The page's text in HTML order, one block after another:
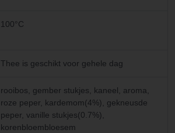
100°C
Thee is geschikt voor gehele dag
rooibos, gember stukjes, kaneel, aroma,
roze peper, kardemom(4%), gekneusde
peper, vanille stukjes(0.7%),
korenbloembloesem